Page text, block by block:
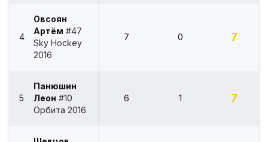
4
Овсоян
Артём #47
Sky Hockey
2016
7 0 7
5
Панюшин
Леон #10
Орбита 2016
6 1 7